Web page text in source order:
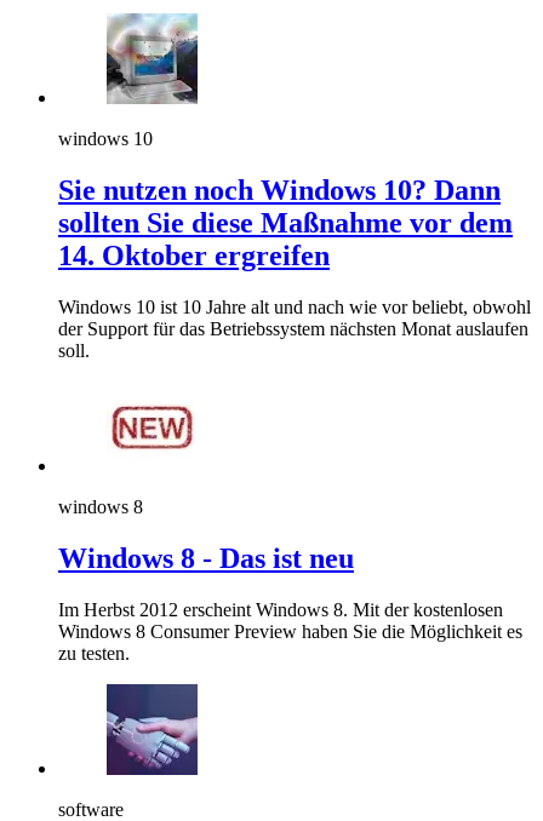
windows 10
Sie nutzen noch Windows 10? Dann
sollten Sie diese Maßnahme vor dem
14. Oktober ergreifen
Windows 10 ist 10 Jahre alt und nach wie vor beliebt, obwohl
der Support für das Betriebssystem nächsten Monat auslaufen
soll.
windows 8
Windows 8 - Das ist neu
Im Herbst 2012 erscheint Windows 8. Mit der kostenlosen
Windows 8 Consumer Preview haben Sie die Möglichkeit es
zu testen.
software